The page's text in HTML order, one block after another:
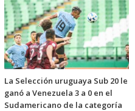
La Selección uruguaya Sub 20 le
ganó a Venezuela 3 a 0 en el
Sudamericano de la categoría